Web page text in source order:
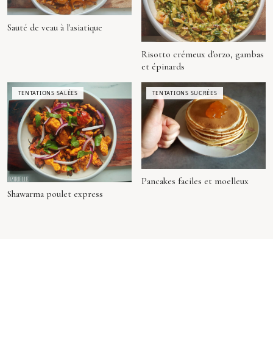
Sauté de veau à l'asiatique
Risotto crémeux d'orzo, gambas
et épinards
TENTATIONS SALÉES
Shawarma poulet express
TENTATIONS SUCRÉES
Pancakes faciles et moelleux